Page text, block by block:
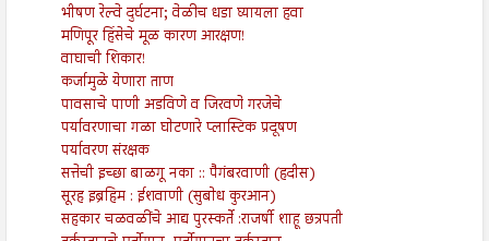
भीषण रेल्वे दुर्घटना; वेळीच धडा घ्यायला हवा
मणिपूर हिंसेचे मूळ कारण आरक्षण!
वाघाची शिकार!
कर्जामुळे येणारा ताण
पावसाचे पाणी अडविणे व जिरवणे गरजेचे
पर्यावरणाचा गळा घोटणारे प्लास्टिक प्रदूषण
पर्यावरण संरक्षक
सत्तेची इच्छा बाळगू नका :: पैगंबरवाणी (हदीस)
सूरह इब्रहिम : ईशवाणी (सुबोध कुरआन)
सहकार चळवळींचे आद्य पुरस्कर्ते :राजर्षी शाहू छत्रपती